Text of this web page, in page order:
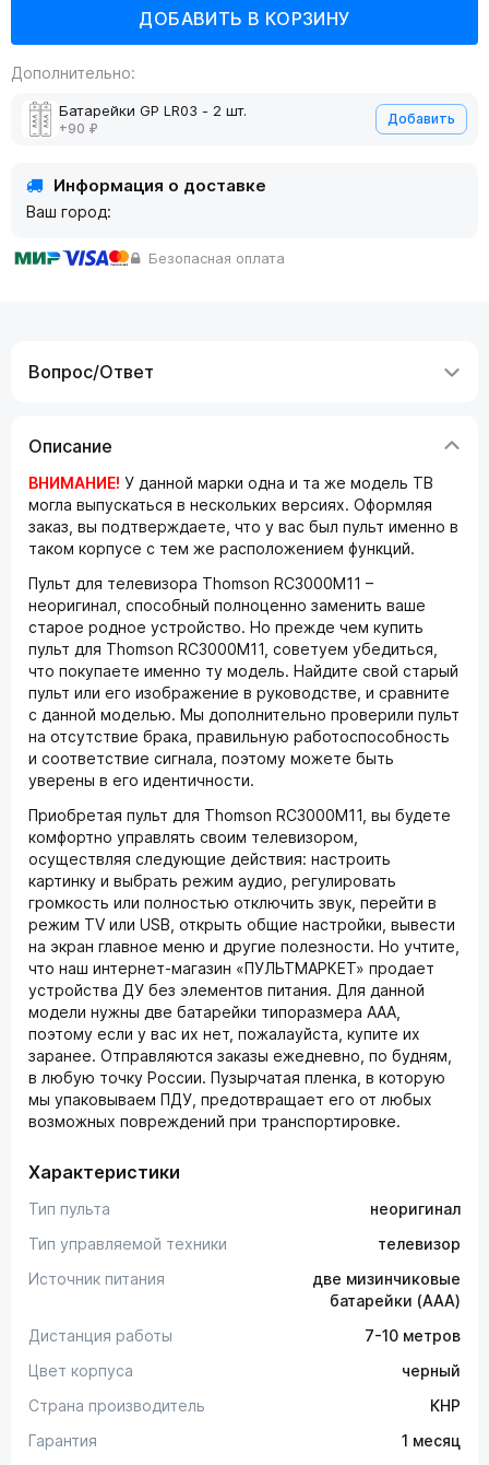
Дополнительно:
Батарейки GP LR03 - 2 шт.
+90 ₽
Добавить
Информация о доставке
Ваш город:
Безопасная оплата
Вопрос/Ответ
Описание
ВНИМАНИЕ! У данной марки одна и та же модель ТВ
могла выпускаться в нескольких версиях. Оформляя
заказ, вы подтверждаете, что у вас был пульт именно в
таком корпусе с тем же расположением функций.
Пульт для телевизора Thomson RC3000M11 –
неоригинал, способный полноценно заменить ваше
старое родное устройство. Но прежде чем купить
пульт для Thomson RC3000M11, советуем убедиться,
что покупаете именно ту модель. Найдите свой старый
пульт или его изображение в руководстве, и сравните
с данной моделью. Мы дополнительно проверили пульт
на отсутствие брака, правильную работоспособность
и соответствие сигнала, поэтому можете быть
уверены в его идентичности.
Приобретая пульт для Thomson RC3000M11, вы будете
комфортно управлять своим телевизором,
осуществляя следующие действия: настроить
картинку и выбрать режим аудио, регулировать
громкость или полностью отключить звук, перейти в
режим TV или USB, открыть общие настройки, вывести
на экран главное меню и другие полезности. Но учтите,
что наш интернет-магазин «ПУЛЬТМАРКЕТ» продает
устройства ДУ без элементов питания. Для данной
модели нужны две батарейки типоразмера ААА,
поэтому если у вас их нет, пожалауйста, купите их
заранее. Отправляются заказы ежедневно, по будням,
в любую точку России. Пузырчатая пленка, в которую
мы упаковываем ПДУ, предотвращает его от любых
возможных повреждений при транспортировке.
Характеристики
Тип пульта
неоригинал
Тип управляемой техники
телевизор
Источник питания
две мизинчиковые
батарейки (AAA)
Дистанция работы
7-10 метров
Цвет корпуса
черный
Страна производитель
КНР
Гарантия
1 месяц